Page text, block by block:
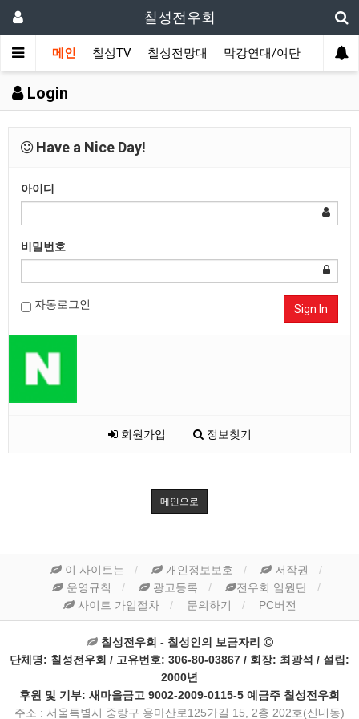
칠성전우회
메인 칠성TV 칠성전망대 막강연대/여단 사단
Login
Have a Nice Day!
아이디
비밀번호
자동로그인 Sign In
회원가입 정보찾기
메인으로
이 사이트는 개인정보보호
저작권
운영규칙
광고등록
전우회 임원단
사이트 가입절차
문의하기 PC버전
칠성전우회 - 칠성인의 보금자리
단체명: 칠성전우회 / 고유번호: 306-80-03867 / 회장: 최광석 / 설립:
2000년
후원 및 기부: 새마을금고 9002-2009-0115-5 예금주 칠성전우회
주소 : 서울특별시 중랑구 용마산로125가길 15, 2층 202호(신내동)